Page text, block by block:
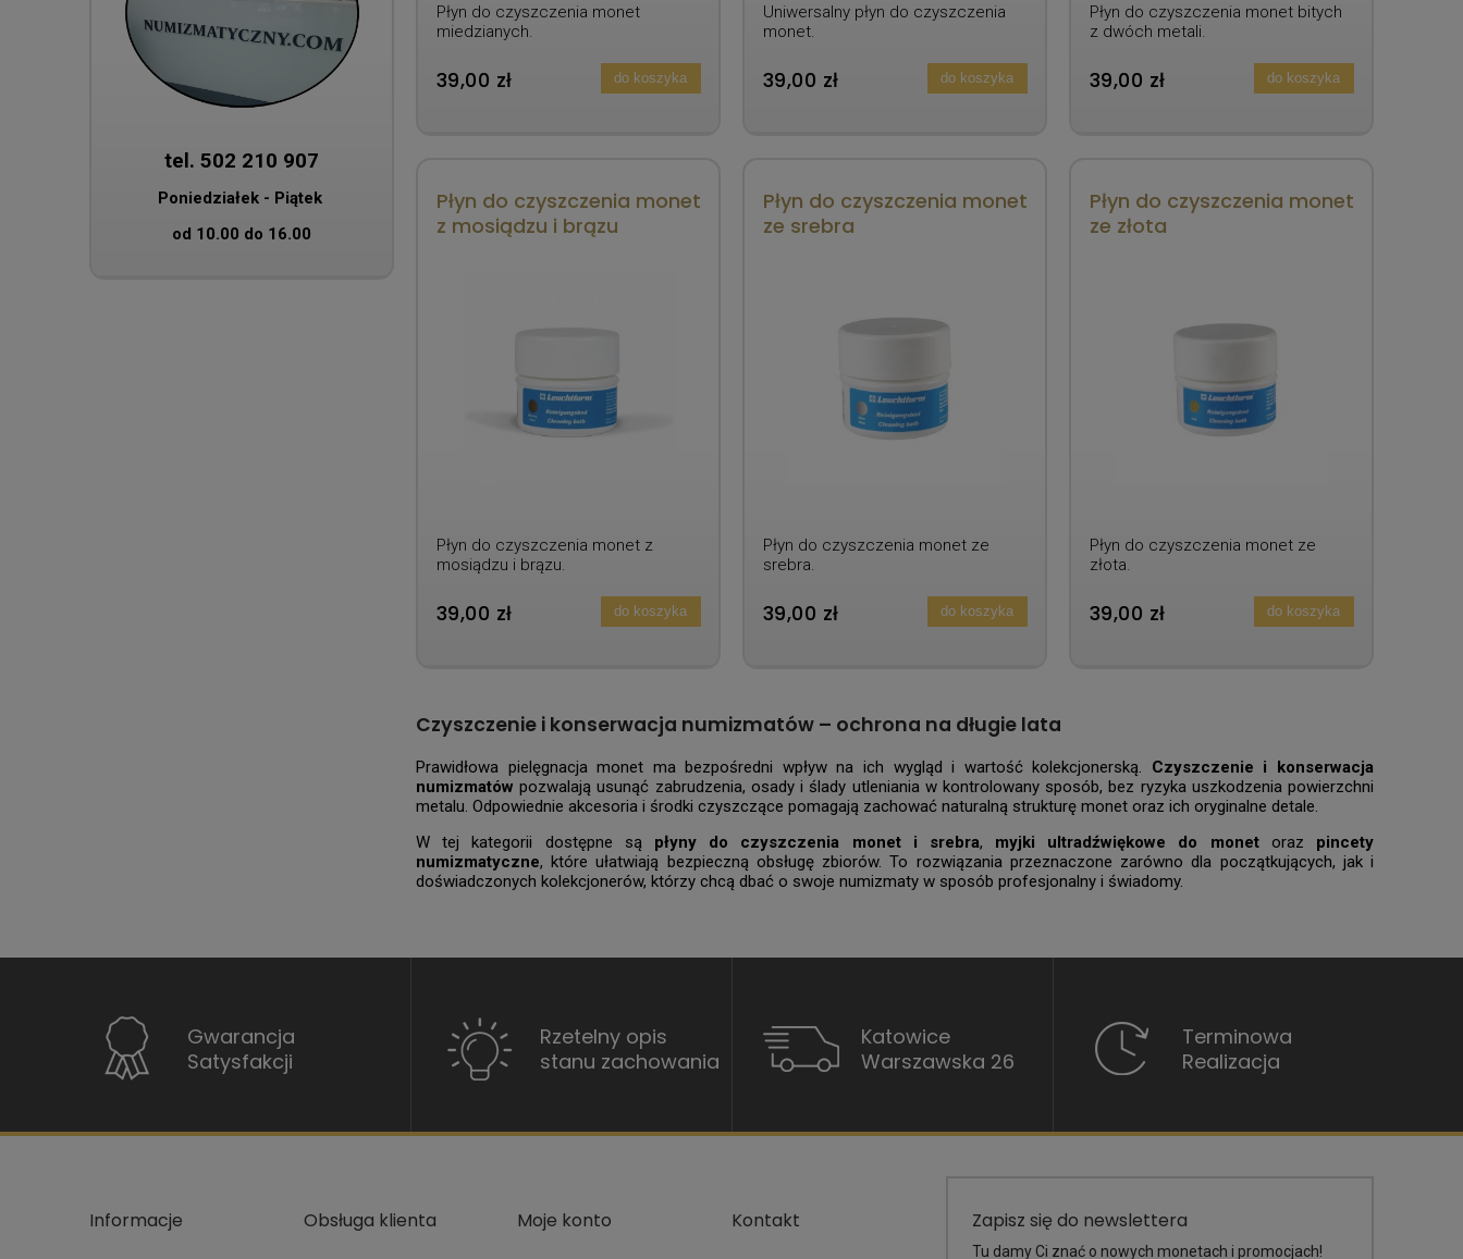
tel. 502 210 907
Poniedziałek - Piątek
od 10.00 do 16.00
Płyn do czyszczenia monet
miedzianych.
39,00 zł do koszyka
Uniwersalny płyn do czyszczenia
monet.
39,00 zł do koszyka
Płyn do czyszczenia monet bitych
z dwóch metali.
39,00 zł do koszyka
Płyn do czyszczenia monet
z mosiądzu i brązu
Płyn do czyszczenia monet z
mosiądzu i brązu.
39,00 zł do koszyka
Płyn do czyszczenia monet
ze srebra
Płyn do czyszczenia monet ze
srebra.
39,00 zł do koszyka
Płyn do czyszczenia monet
ze złota
Płyn do czyszczenia monet ze
złota.
39,00 zł do koszyka
Czyszczenie i konserwacja numizmatów – ochrona na długie lata
Prawidłowa pielęgnacja monet ma bezpośredni wpływ na ich wygląd i wartość kolekcjonerską. Czyszczenie i konserwacja
numizmatów pozwalają usunąć zabrudzenia, osady i ślady utleniania w kontrolowany sposób, bez ryzyka uszkodzenia powierzchni
metalu. Odpowiednie akcesoria i środki czyszczące pomagają zachować naturalną strukturę monet oraz ich oryginalne detale.
W tej kategorii dostępne są płyny do czyszczenia monet i srebra, myjki ultradźwiękowe do monetoraz pincety
numizmatyczne, które ułatwiają bezpieczną obsługę zbiorów. To rozwiązania przeznaczone zarówno dla początkujących, jak i
doświadczonych kolekcjonerów, którzy chcą dbać o swoje numizmaty w sposób profesjonalny i świadomy.
Gwarancja
Satysfakcji
Rzetelny opis
stanu zachowania
Katowice
Warszawska 26
Terminowa
Realizacja
Informacje Obsługa klienta Moje konto Kontakt Zapisz się do newslettera
Tu damy Ci znać o nowych monetach i promocjach!